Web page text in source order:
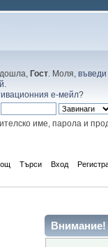
Гост . Моля, въведи
е-мейл?
име, парола и
Търси Вход
Внимание!